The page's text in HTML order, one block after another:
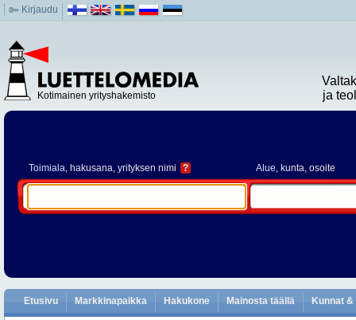
Kirjaudu
Kotimainen yrityshakemisto
ja
Toimiala, hakusana, yrityksen nimi ? Alue, kunta, osoite
Etusivu Markkinapaikka Hakukone Mainosta täällä Kunnat